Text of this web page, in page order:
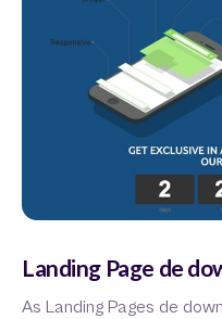
Landing Page de
As Landing Pages de